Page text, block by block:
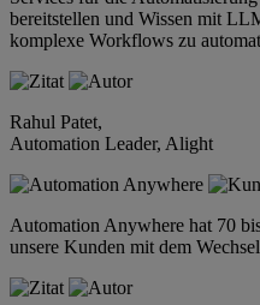
bereitstellen und Wissen mit
komplexe Workflows zu
Rahul Patet,
Automation Leader, Alight
Automation Anywhere hat 70
unsere Kunden mit dem